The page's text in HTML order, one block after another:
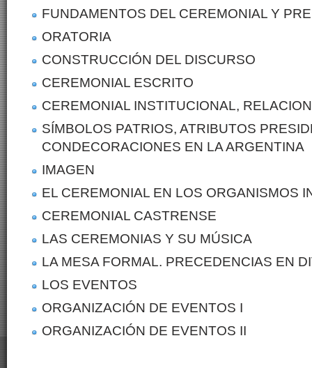
FUNDAMENTOS DEL CEREMONIAL Y
ORATORIA
CONSTRUCCIÓN DEL DISCURSO
CEREMONIAL ESCRITO
CEREMONIAL INSTITUCIONAL,
SÍMBOLOS PATRIOS, ATRIBUTOS
CONDECORACIONES EN LA ARGENTINA
IMAGEN
EL CEREMONIAL EN LOS ORGANISMOS
CEREMONIAL CASTRENSE
LAS CEREMONIAS Y SU MÚSICA
LA MESA FORMAL. PRECEDENCIAS EN
LOS EVENTOS
ORGANIZACIÓN DE EVENTOS I
ORGANIZACIÓN DE EVENTOS II